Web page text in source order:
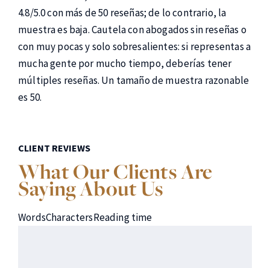
4.8/5.0 con más de 50 reseñas; de lo contrario, la
muestra es baja. Cautela con abogados sin reseñas o
con muy pocas y solo sobresalientes: si representas a
mucha gente por mucho tiempo, deberías tener
múltiples reseñas. Un tamaño de muestra razonable
es 50.
CLIENT REVIEWS
What Our Clients Are
Saying About Us
WordsCharactersReading time